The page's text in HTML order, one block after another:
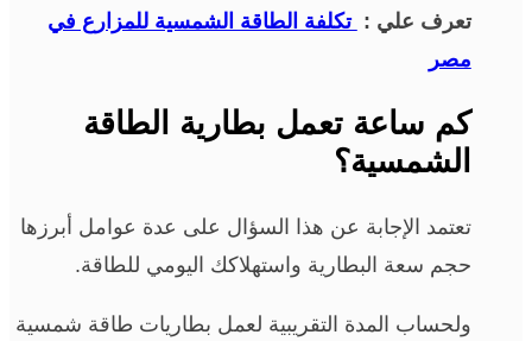
تعرف علي : تكلفة الطاقة الشمسية للمزارع في
مصر
كم ساعة تعمل بطارية الطاقة
الشمسية؟
تعتمد الإجابة عن هذا السؤال على عدة عوامل أبرزها
حجم سعة البطارية واستهلاكك اليومي للطاقة.
ولحساب المدة التقريبية لعمل بطاريات طاقة شمسية